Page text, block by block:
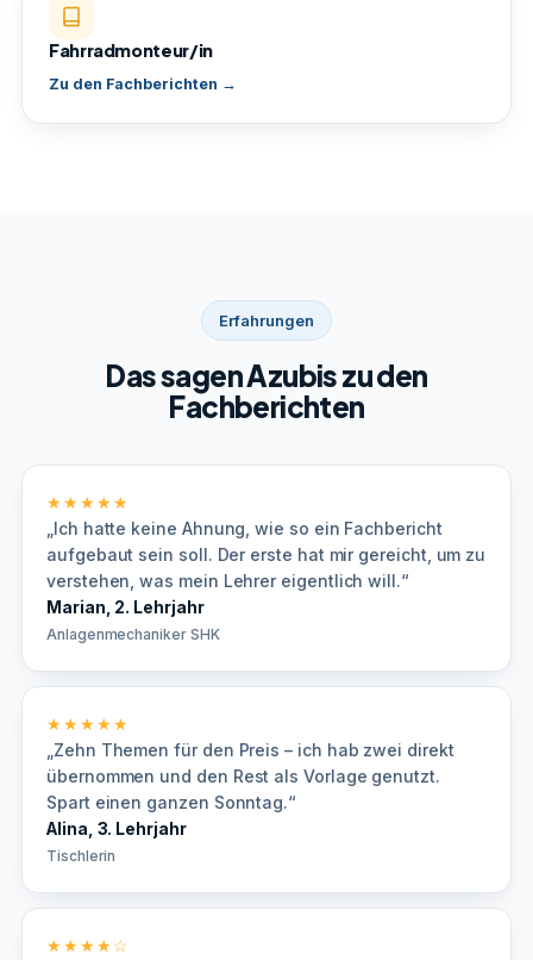
Fahrradmonteur/in
Zu den Fachberichten →
Erfahrungen
Das sagen Azubis zu den
Fachberichten
★★★★★
„Ich hatte keine Ahnung, wie so ein Fachbericht
aufgebaut sein soll. Der erste hat mir gereicht, um zu
verstehen, was mein Lehrer eigentlich will.“
Marian, 2. Lehrjahr
Anlagenmechaniker SHK
★★★★★
„Zehn Themen für den Preis – ich hab zwei direkt
übernommen und den Rest als Vorlage genutzt.
Spart einen ganzen Sonntag.“
Alina, 3. Lehrjahr
Tischlerin
★★★★☆